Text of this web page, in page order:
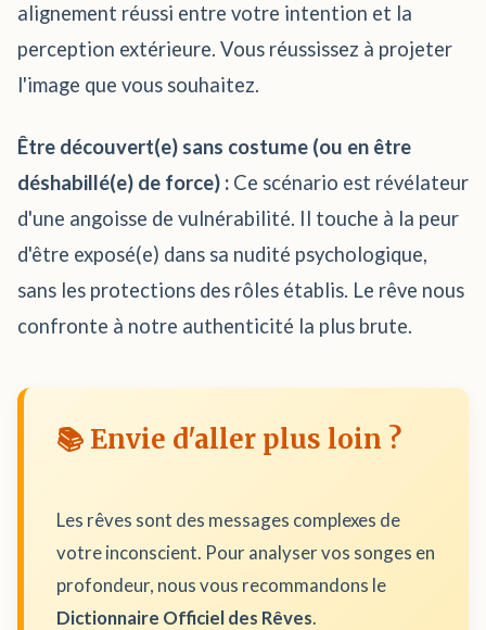
alignement réussi entre votre intention et la
perception extérieure. Vous réussissez à projeter
l'image que vous souhaitez.
Être découvert(e) sans costume (ou en être
déshabillé(e) de force) : Ce scénario est révélateur
d'une angoisse de vulnérabilité. Il touche à la peur
d'être exposé(e) dans sa nudité psychologique,
sans les protections des rôles établis. Le rêve nous
confronte à notre authenticité la plus brute.
📚 Envie d'aller plus loin ?
Les rêves sont des messages complexes de
votre inconscient. Pour analyser vos songes en
profondeur, nous vous recommandons le
Dictionnaire Officiel des Rêves.